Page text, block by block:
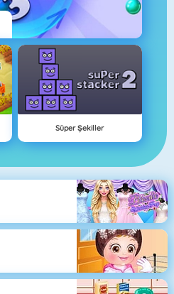
Süper Şekiller